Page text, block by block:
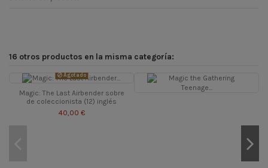
16 otros productos en la misma categoría:
Agotado
Magic: The Last Airbender sobre
de coleccionista (12) inglés
40,00 €